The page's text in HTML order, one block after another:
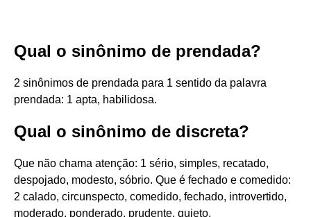
Qual o sinônimo de prendada?
2 sinônimos de prendada para 1 sentido da palavra
prendada: 1 apta, habilidosa.
Qual o sinônimo de discreta?
Que não chama atenção: 1 sério, simples, recatado,
despojado, modesto, sóbrio. Que é fechado e comedido:
2 calado, circunspecto, comedido, fechado, introvertido,
moderado, ponderado, prudente, quieto.